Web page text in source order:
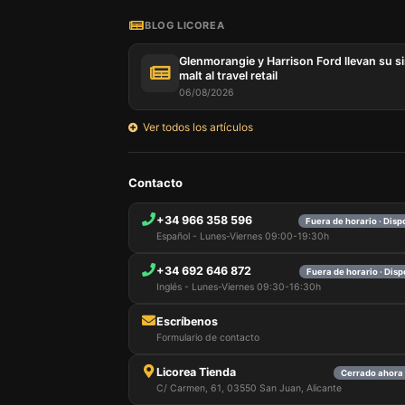
BLOG LICOREA
Glenmorangie y Harrison Ford llevan su
malt al travel retail
06/08/2026
Ver todos los artículos
Contacto
+34 966 358 596 Fuera de horario ·
Español - Lunes-Viernes 09:00-19:30h
+34 692 646 872 Fuera de horario ·
Inglés - Lunes-Viernes 09:30-16:30h
Escríbenos
Formulario de contacto
Licorea Tienda Cerrado ahora
C/ Carmen, 61, 03550 San Juan, Alicante
por
que
para
carrito